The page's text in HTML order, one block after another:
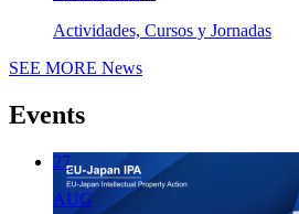
Actividades, Cursos y Jornadas
SEE MORE News
Events
27
AUG